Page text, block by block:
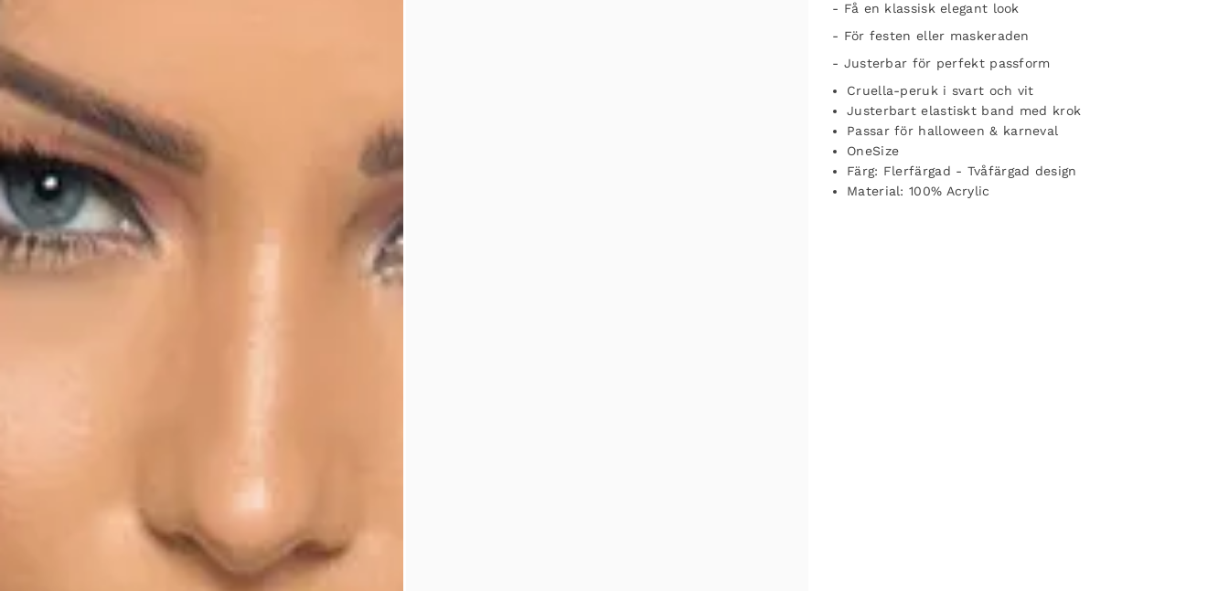
- Få en klassisk elegant look
- För festen eller maskeraden
- Justerbar för perfekt passform
Cruella-peruk i svart och vit
Justerbart elastiskt band med krok
Passar för halloween & karneval
OneSize
Färg: Flerfärgad - Tvåfärgad design
Material: 100% Acrylic